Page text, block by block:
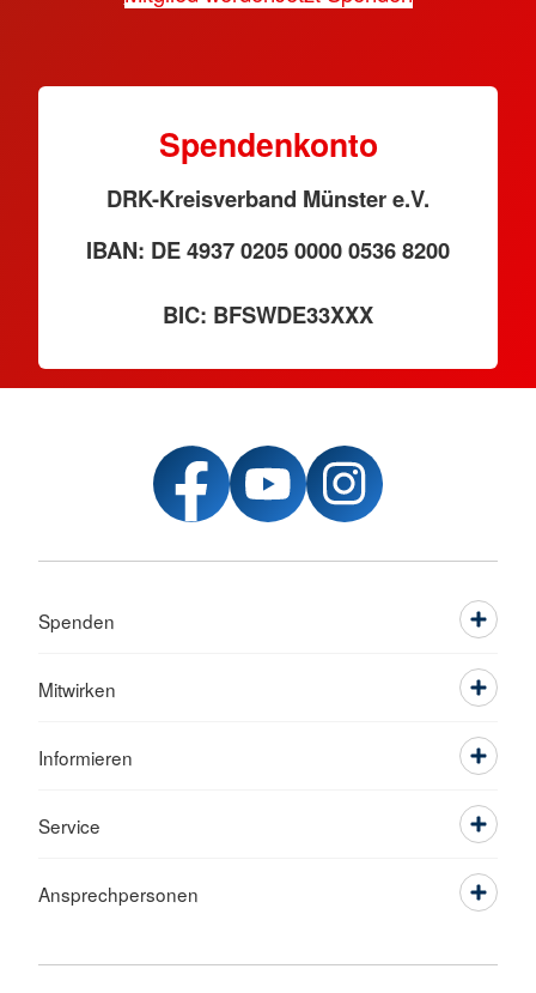
Spendenkonto
DRK-Kreisverband Münster e.V.
IBAN: DE 4937 0205 0000 0536 8200
BIC: BFSWDE33XXX
Spenden
Mitwirken
Informieren
Service
Ansprechpersonen